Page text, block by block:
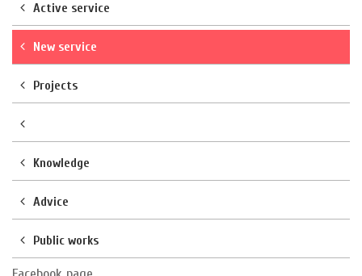
Active service
New service
Projects
Knowledge
Advice
Public works